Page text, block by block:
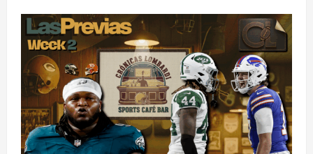
EPISODIO
1×02
NFL
WEEK
BY
WEEK
–
SEMANA
2
DE
SOBREREACCIÓN
CON
ALBERTO
ZARAGOZA